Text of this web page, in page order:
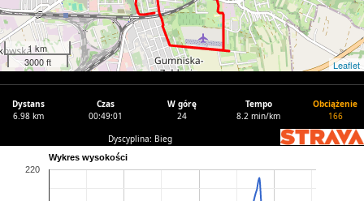
1 km
3000 ft
Leaflet
Dystans
6.98 km
Czas
00:49:01
W górę
24
Tempo
8.2 min/km
Obciążenie
166
Dyscyplina: Bieg
Wykres wysokości
220